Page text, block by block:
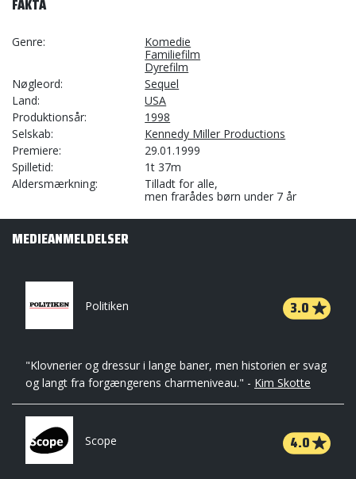
FAKTA
Genre
Komedie
Familiefilm
Dyrefilm
Nøgleord
Sequel
Land
USA
Produktionsår
1998
Selskab
Kennedy Miller Productions
Premiere
29.01.1999
Spilletid
1t 37m
Aldersmærkning
Tilladt for alle,
men frarådes børn under 7 år
MEDIEANMELDELSER
Politiken 3.0
"Klovnerier og dressur i lange baner, men historien er svag
og langt fra forgængerens charmeniveau." - Kim Skotte
Scope 4.0